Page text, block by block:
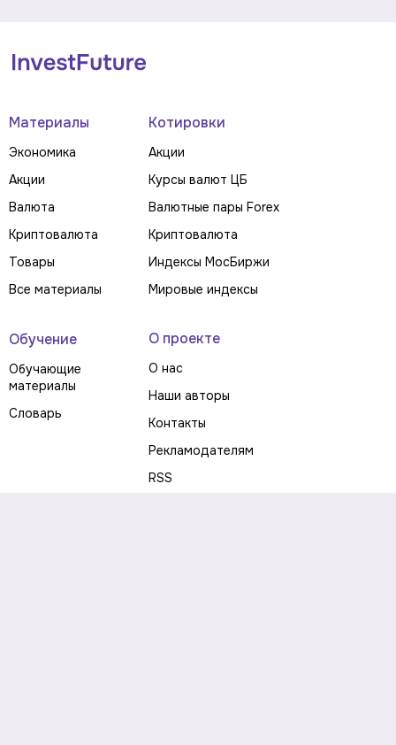
Материалы
Экономика
Акции
Валюта
Криптовалюта
Товары
Все материалы
Котировки
Акции
Курсы валют ЦБ
Валютные пары Forex
Криптовалюта
Индексы МосБиржи
Мировые индексы
Обучение
Обучающие
материалы
Словарь
О проекте
О нас
Наши авторы
Контакты
Рекламодателям
RSS